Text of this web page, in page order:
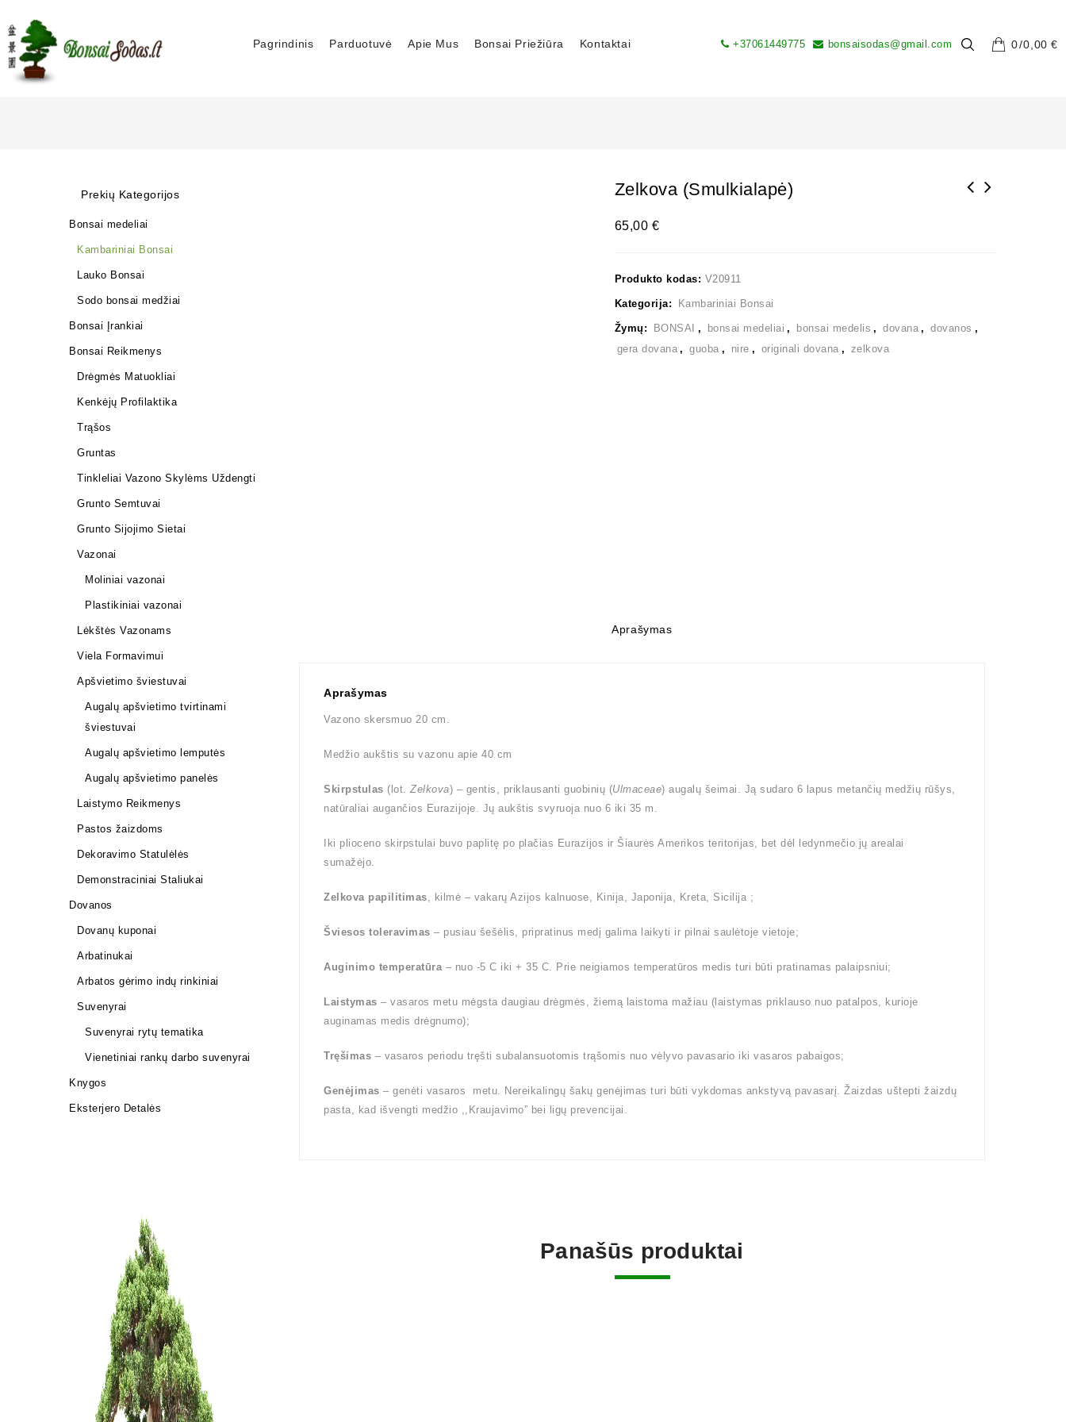
Pagrindinis Parduotuvė Apie Mus Bonsai Priežiūra Kontaktai 0 0,00€
+37061449775 bonsaisodas@gmail.com
Zelkova (smulkialapė)
65,00€
Produkto kodas: V20911
Kategorija: Kambariniai Bonsai
Žymų: BONSAI , bonsai medeliai , bonsai medelis , dovana , dovanos ,
gera dovana , guoba , nire , originali dovana , zelkova
Aprašymas
Aprašymas
Vazono skersmuo 20 cm.
Medžio aukštis su vazonu apie 40 cm
Skirpstulas (lot. Zelkova) – gentis, priklausanti guobinių (Ulmaceae) augalų šeimai. Ją sudaro 6 lapus metančių medžių rūšys,
natūraliai augančios Eurazijoje. Jų aukštis svyruoja nuo 6 iki 35 m.
Iki plioceno skirpstulai buvo paplitę po plačias Eurazijos ir Šiaurės Amerikos teritorijas, bet dėl ledynmečio jų arealai
sumažėjo.
Zelkova papilitimas, kilmė – vakarų Azijos kalnuose, Kinija, Japonija, Kreta, Sicilija ;
Šviesos toleravimas – pusiau šešėlis, pripratinus medį galima laikyti ir pilnai saulėtoje vietoje;
Auginimo temperatūra– nuo -5 C iki + 35 C. Prie neigiamos temperatūros medis turi būti pratinamas palaipsniui;
Laistymas – vasaros metu mėgsta daugiau drėgmės, žiemą laistoma mažiau (laistymas priklauso nuo patalpos, kurioje
auginamas medis drėgnumo);
Tręšimas – vasaros periodu tręšti subalansuotomis trąšomis nuo vėlyvo pavasario iki vasaros pabaigos;
Genėjimas – genėti vasaros metu. Nereikalingų šakų genėjimas turi būti vykdomas ankstyvą pavasarį. Žaizdas uštepti žaizdų
pasta, kad išvengti medžio ,,Kraujavimo” bei ligų prevencijai.
Panašūs produktai
Prekių Kategorijos
Bonsai medeliai
Kambariniai Bonsai
Lauko Bonsai
Sodo bonsai medžiai
Bonsai Įrankiai
Bonsai Reikmenys
Drėgmės Matuokliai
Kenkėjų Profilaktika
Trąšos
Gruntas
Tinkleliai Vazono Skylėms Uždengti
Grunto Semtuvai
Grunto Sijojimo Sietai
Vazonai
Moliniai vazonai
Plastikiniai vazonai
Lėkštės Vazonams
Viela Formavimui
Apšvietimo šviestuvai
Augalų apšvietimo tvirtinami
šviestuvai
Augalų apšvietimo lemputės
Augalų apšvietimo panelės
Laistymo Reikmenys
Pastos žaizdoms
Dekoravimo Statulėlės
Demonstraciniai Staliukai
Dovanos
Dovanų kuponai
Arbatinukai
Arbatos gėrimo indų rinkiniai
Suvenyrai
Suvenyrai rytų tematika
Vienetiniai rankų darbo suvenyrai
Knygos
Eksterjero Detalės